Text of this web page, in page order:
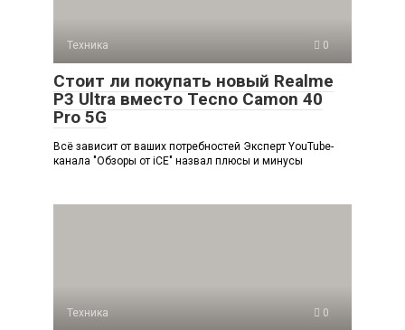
Техника 0
Стоит ли покупать новый Realme
P3 Ultra вместо Tecno Camon 40
Pro 5G
Всё зависит от ваших потребностей Эксперт YouTube-
канала "Обзоры от iCE" назвал плюсы и минусы
Техника 0